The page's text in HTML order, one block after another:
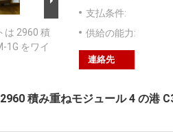
は 2960 積
1G をワイ
支払条件:
供給の能力:
連絡先
積み重ねモジュール 4 の港